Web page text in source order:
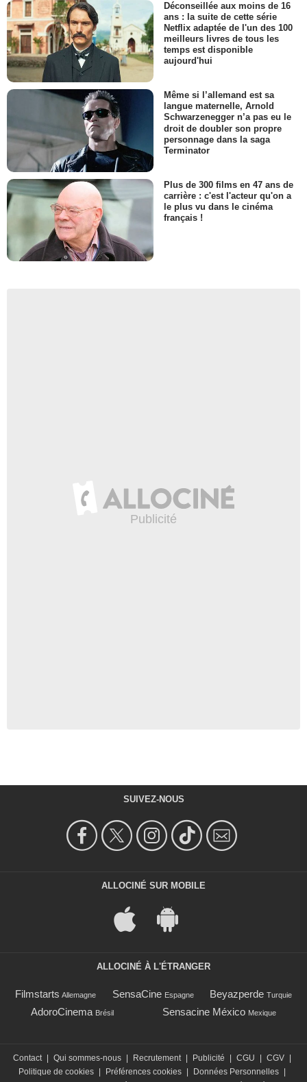
Déconseillée aux moins de 16
ans : la suite de cette série
Netflix adaptée de l'un des 100
meilleurs livres de tous les
temps est disponible
aujourd'hui
Même si l’allemand est sa
langue maternelle, Arnold
Schwarzenegger n’a pas eu le
droit de doubler son propre
personnage dans la saga
Terminator
Plus de 300 films en 47 ans de
carrière : c'est l'acteur qu'on a
le plus vu dans le cinéma
français !
SUIVEZ-NOUS
ALLOCINÉ SUR MOBILE
ALLOCINÉ À L'ÉTRANGER
Filmstarts Allemagne SensaCine Espagne Beyazperde Turquie
AdoroCinema Brésil Sensacine México Mexique
Contact Qui sommes-nous Recrutement Publicité CGU CGV
Politique de cookies
Préférences cookies Données Personnelles